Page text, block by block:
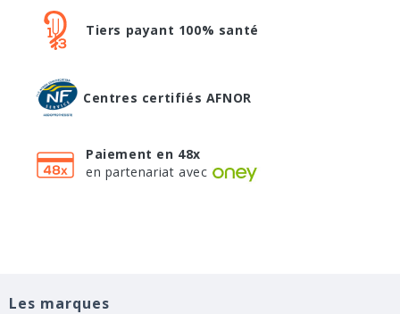
Tiers payant 100% santé
Centres certifiés AFNOR
Paiement en 48x
en partenariat avec
Les marques